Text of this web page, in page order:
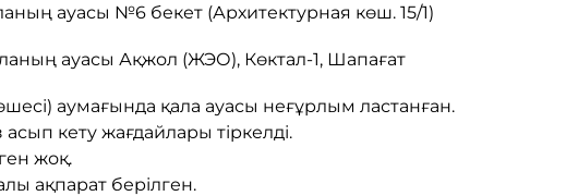
ауасы №6 бекет (Архитектурная көш. 15/1)
ауасы Ақжол (ЖЭО), Көктал-1, Шапағат
аумағында қала ауасы неғұрлым ластанған.
кету жағдайлары тіркелді.
жоқ.
ақпарат берілген.